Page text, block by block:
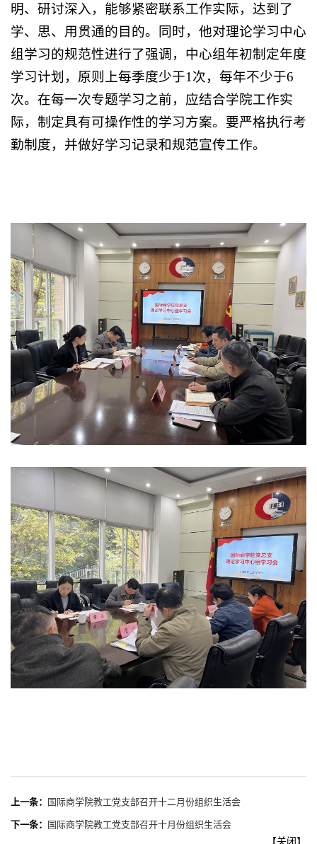
明、研讨深入，能够紧密联系工作实际，达到了
学、 思、 用贯通的目的。 同时， 他对理论学习中心
组学习的规范性进行了强调 ，中心组年初制定年度
学习计划 ， 原则上每季度少于1 次，每年不少于6
次。在每一次专题学习之前，应结合学院工作实
际，制定具有可操作性的学习方案。要严格执行考
勤制度， 并做好学习记录和规范宣传工作。
上一条： 国际商学院教工党支部召开十二月份组织生活会
下一条： 国际商学院教工党支部召开十月份组织生活会
【关闭】